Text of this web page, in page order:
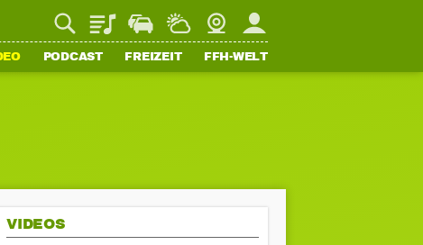
PlaylistStaupilotWetterWebcamMein FFH
PODCAST FREIZEIT FFH-WELT
VIDEOS